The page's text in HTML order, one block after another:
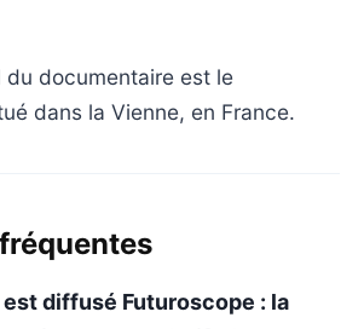
du documentaire est le
dans la Vienne, en France.
diffusé Futuroscope : la